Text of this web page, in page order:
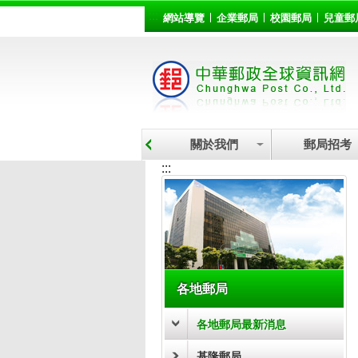
::: 網站導覽 企業郵局 校園郵局 兒童郵
關於我們 郵局招考
:::
各地郵局
各地郵局最新消息